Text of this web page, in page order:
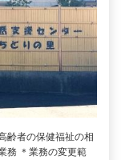
齢者の保健福祉の相
務 ＊業務の変更範